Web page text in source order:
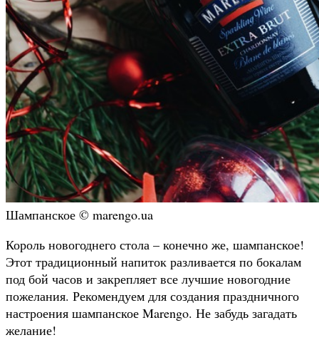
Шампанское © marengo.ua
Король новогоднего стола – конечно же, шампанское!
Этот традиционный напиток разливается по бокалам
под бой часов и закрепляет все лучшие новогодние
пожелания. Рекомендуем для создания праздничного
настроения шампанское Marengo. Не забудь загадать
желание!